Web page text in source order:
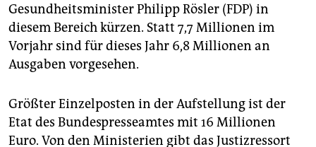
Gesundheitsminister Philipp Rösler (FDP) in
diesem Bereich kürzen. Statt 7,7 Millionen im
Vorjahr sind für dieses Jahr 6,8 Millionen an
Ausgaben vorgesehen.
Größter Einzelposten in der Aufstellung ist der
Etat des Bundespresseamtes mit 16 Millionen
Euro. Von den Ministerien gibt das Justizressort